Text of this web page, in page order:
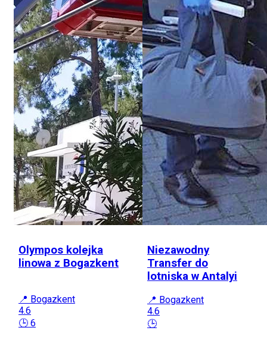
Olympos kolejka
linowa z Bogazkent
📍 Bogazkent
4.6
🕒 6
Niezawodny
Transfer do
lotniska w Antalyi
📍 Bogazkent
4.6
🕒